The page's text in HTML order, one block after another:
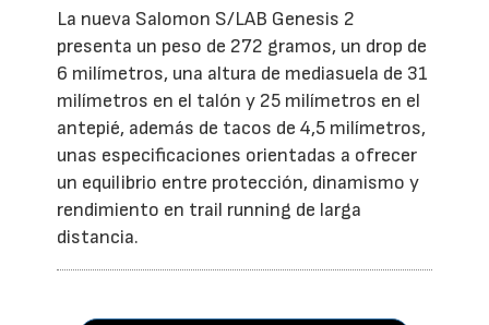
La nueva Salomon S/LAB Genesis 2
presenta un peso de 272 gramos, un drop de
6 milímetros, una altura de mediasuela de 31
milímetros en el talón y 25 milímetros en el
antepié, además de tacos de 4,5 milímetros,
unas especificaciones orientadas a ofrecer
un equilibrio entre protección, dinamismo y
rendimiento en trail running de larga
distancia.